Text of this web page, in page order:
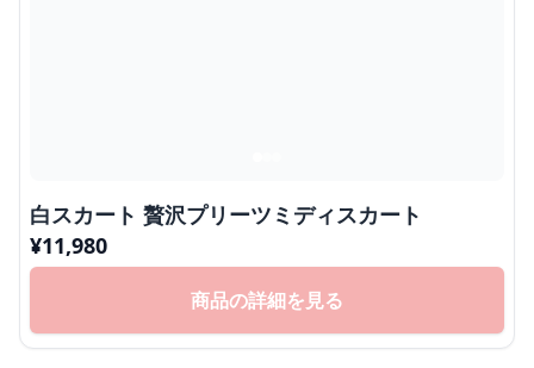
白スカート 贅沢プリーツミディスカート
¥11,980
商品の詳細を見る